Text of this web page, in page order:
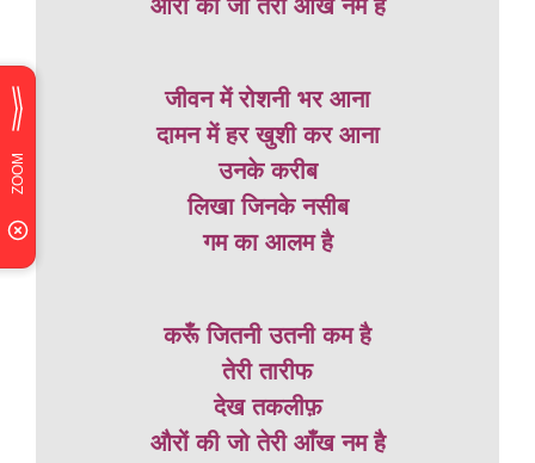
औरों की जो तेरी आँख नम है
जीवन में रोशनी भर आना
दामन में हर खुशी कर आना
उनके करीब
लिखा जिनके नसीब
गम का आलम है
करूँ जितनी उतनी कम है
तेरी तारीफ
देख तकलीफ़
औरों की जो तेरी आँख नम है